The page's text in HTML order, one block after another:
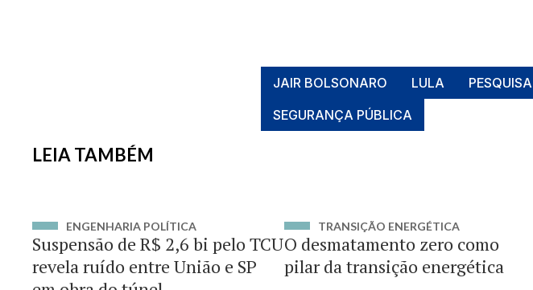
JAIR BOLSONARO LULA PESQUISA
SEGURANÇA PÚBLICA
LEIA TAMBÉM
ENGENHARIA POLÍTICA
Suspensão de R$ 2,6 bi pelo TCU
revela ruído entre União e SP
TRANSIÇÃO ENERGÉTICA
O desmatamento zero como
pilar da transição energética